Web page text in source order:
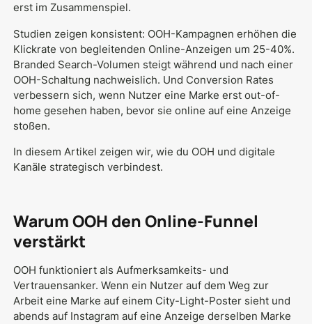
erst im Zusammenspiel.
Studien zeigen konsistent: OOH-Kampagnen erhöhen die
Klickrate von begleitenden Online-Anzeigen um 25-40%.
Branded Search-Volumen steigt während und nach einer
OOH-Schaltung nachweislich. Und Conversion Rates
verbessern sich, wenn Nutzer eine Marke erst out-of-
home gesehen haben, bevor sie online auf eine Anzeige
stoßen.
In diesem Artikel zeigen wir, wie du OOH und digitale
Kanäle strategisch verbindest.
Warum OOH den Online-Funnel
verstärkt
OOH funktioniert als Aufmerksamkeits- und
Vertrauensanker. Wenn ein Nutzer auf dem Weg zur
Arbeit eine Marke auf einem City-Light-Poster sieht und
abends auf Instagram auf eine Anzeige derselben Marke